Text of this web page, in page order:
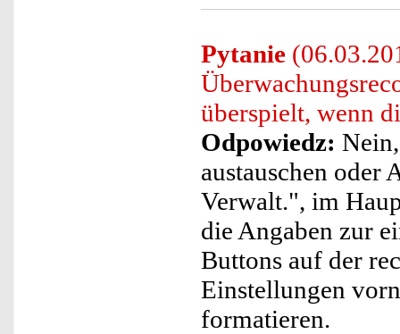
Pytanie
überspielt, wenn
Odpowiedz:
austauschen
Verwalt.", im
die Angaben zur
Buttons auf der
Einstellungen
formatieren.